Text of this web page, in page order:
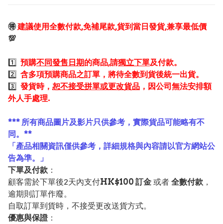
🉐建議使用全數付款,免補尾款,貨到當日發貨,兼享最低價
💯
1️⃣ 預購不同發售日期的商品,請獨立下單及付款。
2️⃣ 含多項預購商品之訂單，將待全數到貨後統一出貨。
3️⃣ 發貨時， 恕不接受拼單或更改貨品 ，因公司無法安排額
外人手處理.
*** 所有商品圖片及影片只供參考，實際貨品可能略有不
同。**
「產品相關資訊僅供參考，詳細規格與內容請以官方網站公
告為準。」
下單及付款 ：
顧客需於下單後2天內支付HK$100 訂金 或者 全數付款 ，
逾期則訂單作廢。
自取訂單到貨時，不接受更改送貨方式。
優惠與保證：